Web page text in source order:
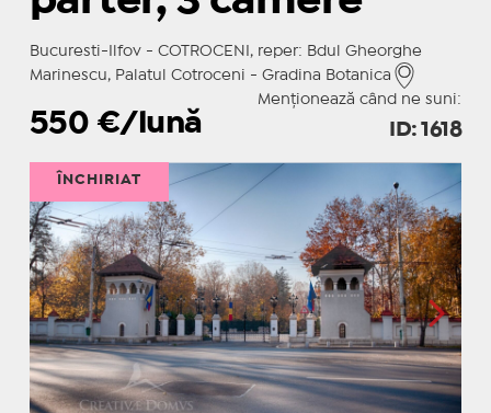
Bucuresti-Ilfov - COTROCENI, reper: Bdul Gheorghe
Marinescu, Palatul Cotroceni - Gradina Botanica
Menționează când ne suni:
550 €/lună ID: 1618
ÎNCHIRIAT